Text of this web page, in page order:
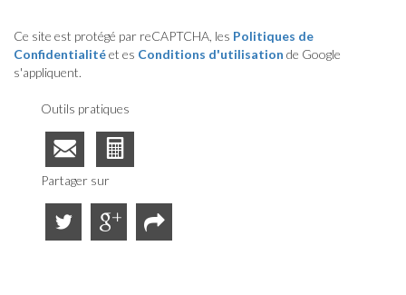
Ce site est protégé par reCAPTCHA, les Politiques de
Confidentialitéet es Conditions d'utilisation de Google
s'appliquent.
Outils pratiques
Partager sur